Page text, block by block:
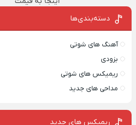
دسته‌بندی‌ها
آهنگ های شوتی
بزودی
ریمیکس های شوتی
مداحی های جدید
ریمیکس‌ های جدید